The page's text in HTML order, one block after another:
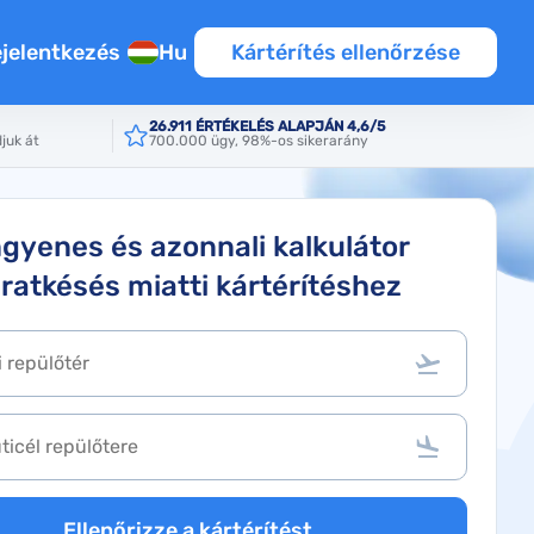
Hu Kártérítés ellenőrzése
át
26.911 ÉRTÉKELÉS ALAPJÁN 4,6/5
700.000 ügy, 98%-os sikerarány
és azonnali kalkulátor
miatti kártérítéshez